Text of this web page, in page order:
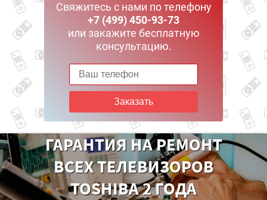
Свяжитесь с нами по телефону
+7 (499) 450-93-73
или закажите бесплатную
консультацию.
Заказать
ГАРАНТИЯ НА РЕМОНТ
ВСЕХ ТЕЛЕВИЗОРОВ
TOSHIBA 2 ГОДА